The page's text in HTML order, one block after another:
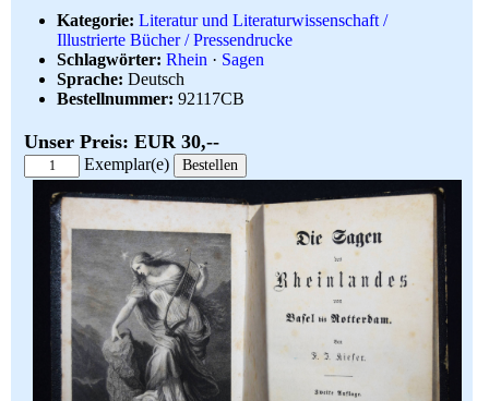
Widerruf
Über uns
Aktuelle Kataloge
Kontakt
Ankauf
Impressum
Kategorie: Literatur und Literaturwissenschaft /
Illustrierte Bücher / Pressendrucke
Schlagwörter: Rhein · Sagen
Sprache: Deutsch
Bestellnummer: 92117CB
Unser Preis: EUR 30,--
Exemplar(e)